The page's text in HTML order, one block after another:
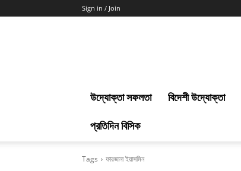
Sign in / Join
উদ্যোক্তা সফলতা বিদেশী উদ্যোক্তা
প্রতিদিন বিসিক
Tags ফারজানা ইয়াসমিন